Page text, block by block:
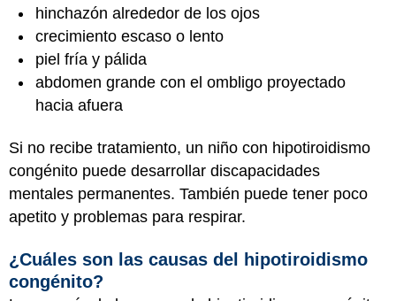
hinchazón alrededor de los ojos
crecimiento escaso o lento
piel fría y pálida
abdomen grande con el ombligo proyectado
hacia afuera
Si no recibe tratamiento, un niño con hipotiroidismo
congénito puede desarrollar discapacidades
mentales permanentes. También puede tener poco
apetito y problemas para respirar.
¿Cuáles son las causas del hipotiroidismo
congénito?